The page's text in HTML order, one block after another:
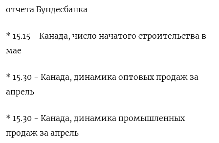
отчета Бундесбанка
* ​15.15 - ‌Канада, число начатого строительства в
мае
* ​15.30 - Канада, динамика оптовых продаж за
апрель
* 15.30 - Канада, динамика промышленных
продаж за апрель